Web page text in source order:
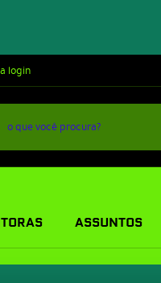
login
ASSUNTOS